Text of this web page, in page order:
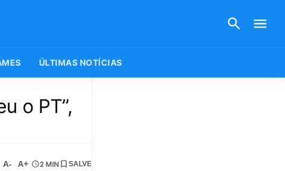
ÚLTIMAS NOTÍCIAS
o PT”,
A- A+ 2 MIN SALVE